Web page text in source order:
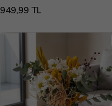
949,99 TL